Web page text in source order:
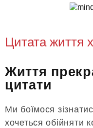
Цитата життя
Життя
цитати
Ми боїмося
хочеться обійняти